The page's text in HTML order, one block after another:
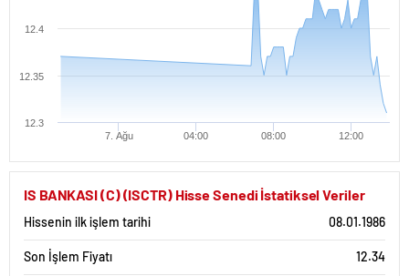
7. Ağu 04:00 08:00 12:00
12.3
12.35
12.4
IS BANKASI (C) (ISCTR) Hisse Senedi İstatiksel Veriler
Hissenin ilk işlem tarihi 08.01.1986
Son İşlem Fiyatı 12.34